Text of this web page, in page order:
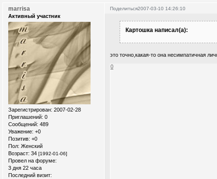
Поделиться2007-03-10 14:26:10
marrisa
Активный участник
Зарегистрирован: 2007-02-28
Приглашений: 0
Сообщений: 489
Уважение: +0
Позитив: +0
Пол: Женский
Возраст: 34 [1992-01-06]
Провел на форуме:
3 дня 22 часа
Последний визит:
Картошка написал(а):
это точно,какая-то она несимпатичная
0